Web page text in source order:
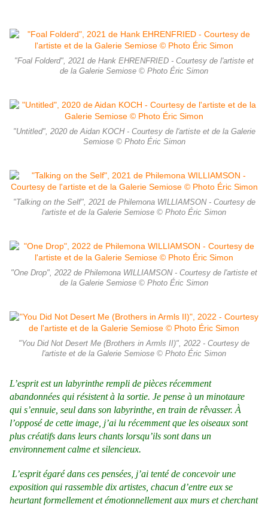
"Foal Folderd", 2021 de Hank EHRENFRIED - Courtesy de l'artiste et
de la Galerie Semiose © Photo Éric Simon
"Untitled", 2020 de Aidan KOCH - Courtesy de l'artiste et de la Galerie
Semiose © Photo Éric Simon
"Talking on the Self", 2021 de Philemona WILLIAMSON - Courtesy de
l'artiste et de la Galerie Semiose © Photo Éric Simon
"One Drop", 2022 de Philemona WILLIAMSON - Courtesy de l'artiste et
de la Galerie Semiose © Photo Éric Simon
"You Did Not Desert Me (Brothers in Armls II)", 2022 - Courtesy de
l'artiste et de la Galerie Semiose © Photo Éric Simon
L’esprit est un labyrinthe rempli de pièces récemment
abandonnées qui résistent à la sortie. Je pense à un minotaure
qui s’ennuie, seul dans son labyrinthe, en train de rêvasser. À
l’opposé de cette image, j’ai lu récemment que les oiseaux sont
plus créatifs dans leurs chants lorsqu’ils sont dans un
environnement calme et silencieux.
L’esprit égaré dans ces pensées, j’ai tenté de concevoir une
exposition qui rassemble dix artistes, chacun d’entre eux se
heurtant formellement et émotionnellement aux murs et cherchant